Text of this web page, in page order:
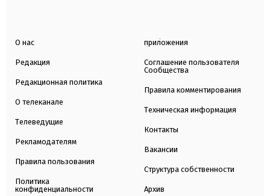
О нас
Редакция
Редакционная политика
О телеканале
Телеведущие
Рекламодателям
Правила пользования
Политика
конфиденциальности
приложения
Соглашение пользователя
Сообщества
Правила комментирования
Техническая информация
Контакты
Вакансии
Структура собственности
Архив